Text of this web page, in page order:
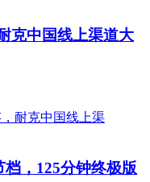
克中国线上渠道大
，125分钟终极版